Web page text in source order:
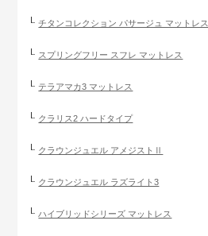
チタンコレクション パサージュ マットレス
スプリングフリー スフレ マットレス
テラアマカ3 マットレス
クラリス2 ハードタイプ
クラウンジュエル アメジストⅡ
クラウンジュエル ラズライト3
ハイブリッドシリーズ マットレス